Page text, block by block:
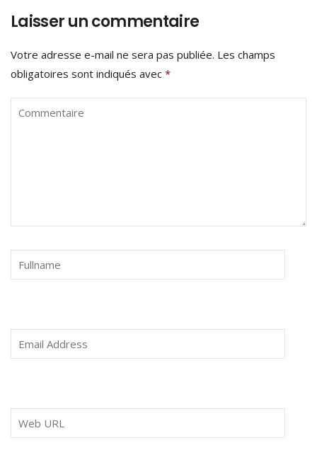
Laisser un commentaire
Votre adresse e-mail ne sera pas publiée. Les champs
obligatoires sont indiqués avec *